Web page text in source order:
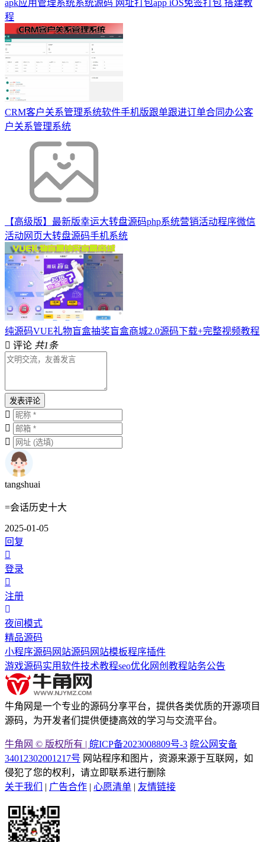
apk应用管理系统系统源码 网址打包app iOS免签打包 搭建教
程
CRM客户关系管理系统软件手机版跟单跟进订单合同办公客
户关系管理系统
【高级版】最新版幸运大转盘源码php系统营销活动程序微信
活动网页大转盘源码手机系统
纯源码VUE礼物盲盒抽奖盲盒商城2.0源码下载+完整视频教程
评论 共1条
发表评论
tangshuai
=会话历史十大
2025-01-05
回复
登录
注册
夜间模式
精品源码
小程序源码 网站源码 网站模板程序插件
游戏源码实用软件技术教程seo优化网创教程站务公告
牛角网是一个专业的源码分享平台，提供各类优质的开源项目
源码，为开发者们提供便捷高效的学习与交流平台。
牛角网 © 版权所有 | 皖ICP备2023008809号-3 皖公网安备
34012302001217号 网站程序和图片，资源来源于互联网，如
侵犯了您的权利，请立即联系进行删除
关于我们
| 广告合作 | 心愿清单 | 友情链接